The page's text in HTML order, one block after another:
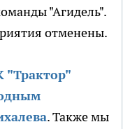
"Агидель".
отменены.
"Трактор"
. Также мы